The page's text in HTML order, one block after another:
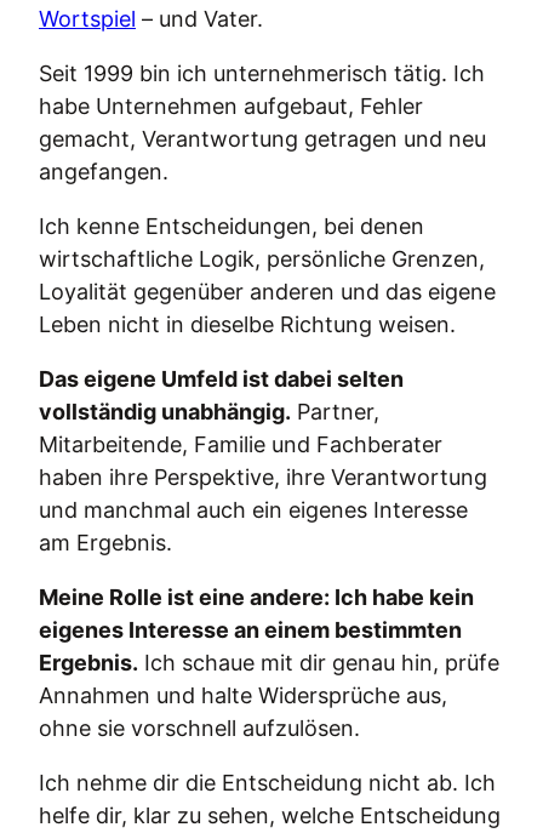
Wortspiel – und Vater.
Seit 1999 bin ich unternehmerisch tätig. Ich
habe Unternehmen aufgebaut, Fehler
gemacht, Verantwortung getragen und neu
angefangen.
Ich kenne Entscheidungen, bei denen
wirtschaftliche Logik, persönliche Grenzen,
Loyalität gegenüber anderen und das eigene
Leben nicht in dieselbe Richtung weisen.
Das eigene Umfeld ist dabei selten
vollständig unabhängig. Partner,
Mitarbeitende, Familie und Fachberater
haben ihre Perspektive, ihre Verantwortung
und manchmal auch ein eigenes Interesse
am Ergebnis.
Meine Rolle ist eine andere: Ich habe kein
eigenes Interesse an einem bestimmten
Ergebnis. Ich schaue mit dir genau hin, prüfe
Annahmen und halte Widersprüche aus,
ohne sie vorschnell aufzulösen.
Ich nehme dir die Entscheidung nicht ab. Ich
helfe dir, klar zu sehen, welche Entscheidung